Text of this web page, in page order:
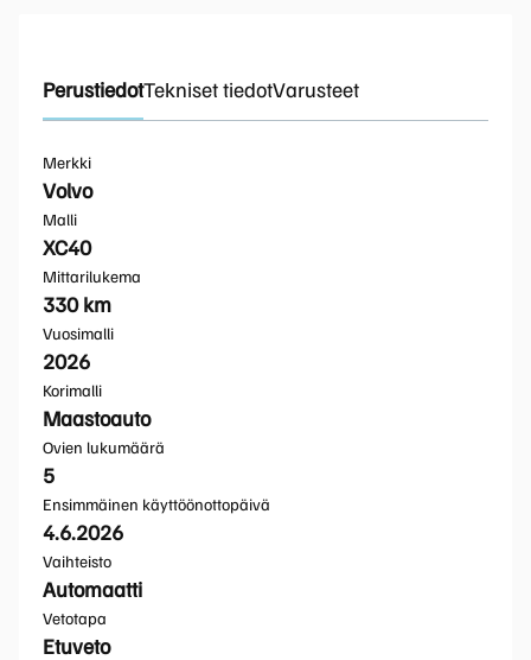
PerustiedotTekniset tiedotVarusteet
Merkki
Volvo
Malli
XC40
Mittarilukema
330 km
Vuosimalli
2026
Korimalli
Maastoauto
Ovien lukumäärä
5
Ensimmäinen käyttöönottopäivä
4.6.2026
Vaihteisto
Automaatti
Vetotapa
Etuveto